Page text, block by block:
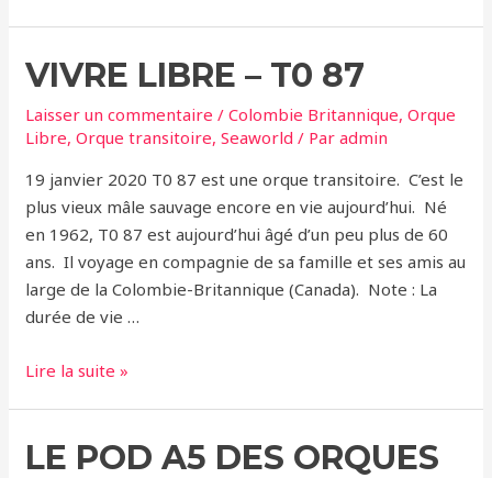
du
ont
accueilli
un
nouveau
bébé
VIVRE LIBRE – T0 87
Laisser un commentaire /Colombie Britannique,Orque
Libre,Orque transitoire,Seaworld / Paradmin
19 janvier 2020 T0 87 est une orque transitoire. C’est le
plus vieux mâle sauvage encore en vie aujourd’hui. Né
en 1962, T0 87 est aujourd’hui âgé d’un peu plus de 60
ans. Il voyage en compagnie de sa famille et ses amis au
large de la Colombie-Britannique (Canada). Note : La
durée de vie …
Vivre
T0
Lire la suite »
LE POD A5 DES ORQUES